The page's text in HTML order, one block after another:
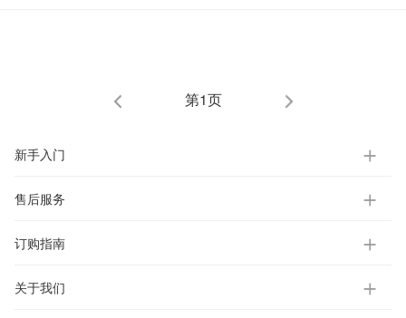
第1页
新手入门
售后服务
订购指南
关于我们